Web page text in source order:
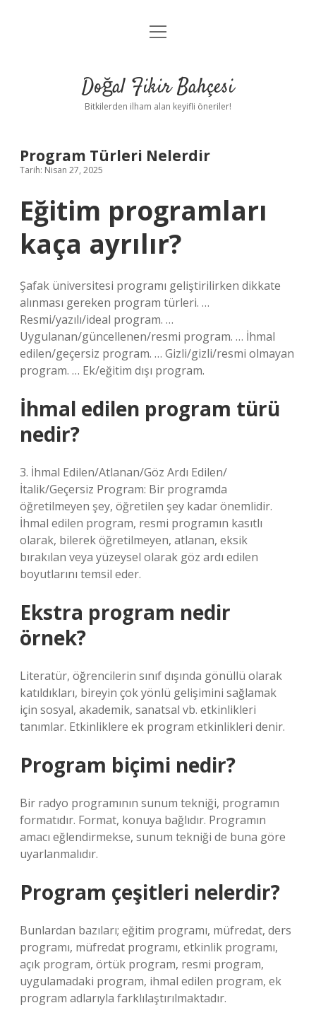
Anasayfa
Yasal Uyarı
menüyü
Doğal Fikir Bahçesi
Bitkilerden ilham alan keyifli öneriler!
Program Türleri Nelerdir
Tarih: Nisan 27, 2025
Eğitim programları
kaça ayrılır?
Şafak üniversitesi programı geliştirilirken dikkate
alınması gereken program türleri. …
Resmi/yazılı/ideal program. …
Uygulanan/güncellenen/resmi program. … İhmal
edilen/geçersiz program. … Gizli/gizli/resmi olmayan
program. … Ek/eğitim dışı program.
İhmal edilen program türü
nedir?
3. İhmal Edilen/Atlanan/Göz Ardı Edilen/
İtalik/Geçersiz Program: Bir programda
öğretilmeyen şey, öğretilen şey kadar önemlidir.
İhmal edilen program, resmi programın kasıtlı
olarak, bilerek öğretilmeyen, atlanan, eksik
bırakılan veya yüzeysel olarak göz ardı edilen
boyutlarını temsil eder.
Ekstra program nedir
örnek?
Literatür, öğrencilerin sınıf dışında gönüllü olarak
katıldıkları, bireyin çok yönlü gelişimini sağlamak
için sosyal, akademik, sanatsal vb. etkinlikleri
tanımlar. Etkinliklere ek program etkinlikleri denir.
Program biçimi nedir?
Bir radyo programının sunum tekniği, programın
formatıdır. Format, konuya bağlıdır. Programın
amacı eğlendirmekse, sunum tekniği de buna göre
uyarlanmalıdır.
Program çeşitleri nelerdir?
Bunlardan bazıları; eğitim programı, müfredat, ders
programı, müfredat programı, etkinlik programı,
açık program, örtük program, resmi program,
uygulamadaki program, ihmal edilen program, ek
program adlarıyla farklılaştırılmaktadır.